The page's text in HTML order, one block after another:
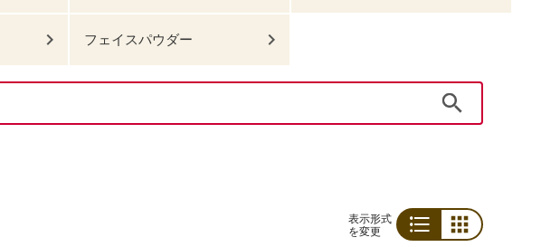
フェイスパウダー
表示形式
を変更